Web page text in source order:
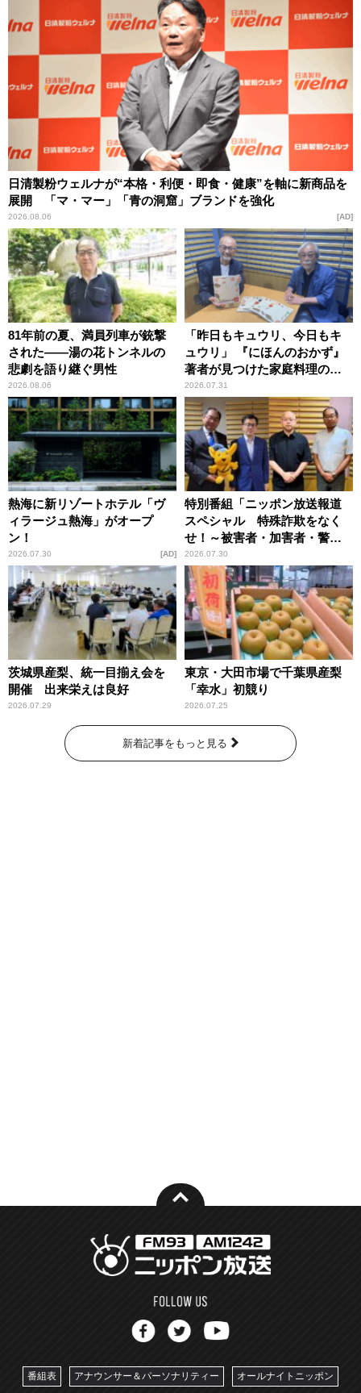
日清製粉ウェルナが“本格・利便・即食・健康”を軸に新商品を
展開 「マ・マー」「青の洞窟」ブランドを強化
2026.08.06 AD
81年前の夏、満員列車が銃撃
された――湯の花トンネルの
悲劇を語り継ぐ男性
2026.08.06
「昨日もキュウリ、今日もキ
ュウリ」 『にほんのおかず』
著者が見つけた家庭料理の知
恵
2026.07.31
熱海に新リゾートホテル「ヴ
ィラージュ熱海」がオープ
ン！
2026.07.30 AD
特別番組「ニッポン放送報道
スペシャル 特殊詐欺をなく
せ！～被害者・加害者・警視
庁が語るトクリュウの実態
～」放送
2026.07.30
茨城県産梨、統一目揃え会を
開催 出来栄えは良好
2026.07.29
東京・大田市場で千葉県産梨
「幸水」初競り
2026.07.25
新着記事をもっと見る
番組表 アナウンサー＆パーソナリティー オールナイトニッポン